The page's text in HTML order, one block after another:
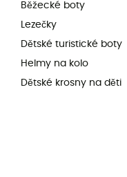
Běžecké boty
Lezečky
Dětské turistické boty
Helmy na kolo
Dětské krosny na děti